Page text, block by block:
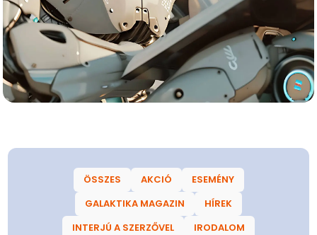
ÖSSZES AKCIÓ
ESEMÉNY
GALAKTIKA MAGAZIN
HÍREK
INTERJÚ A SZERZŐVEL
IRODALOM